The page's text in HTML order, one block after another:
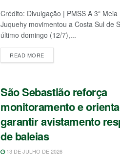
Crédito: Divulgação | PMSS A 3ª
Juquehy movimentou a Costa Sul de
último domingo (12/7),...
READ MORE
São Sebastião reforça
monitoramento e
garantir avistamento
de baleias
13 DE JULHO DE 2026